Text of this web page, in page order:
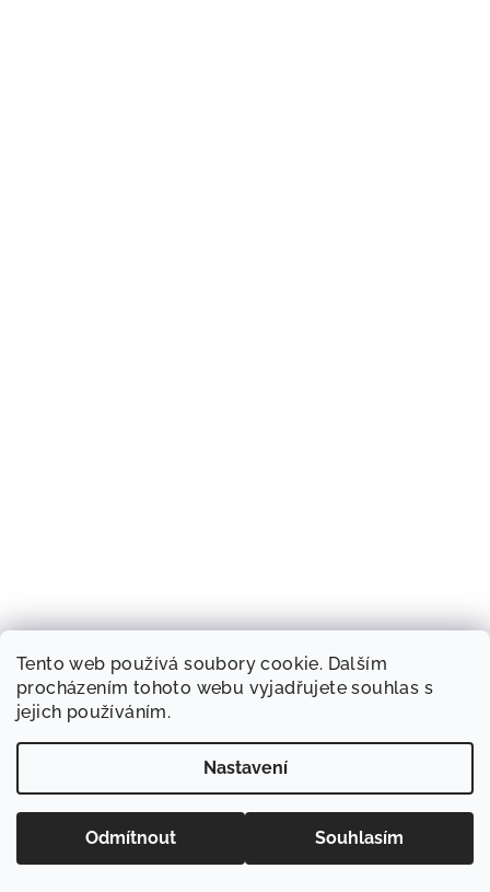
Tento web používá soubory cookie. Dalším
procházením tohoto webu vyjadřujete souhlas s
jejich používáním.
Nastavení
Odmítnout Souhlasím